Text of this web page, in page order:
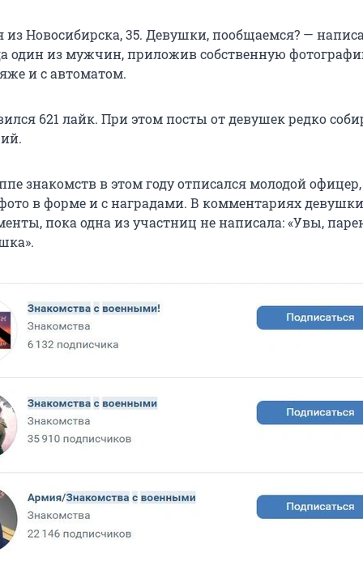
из Новосибирска, 35. Девушки, пообщаемся? —
один из мужчин, приложив собственную
и с автоматом.
621 лайк. При этом посты от девушек редко
знакомств в этом году отписался молодой офицер,
в форме и с наградами. В комментариях
пока одна из участниц не написала: «Увы,